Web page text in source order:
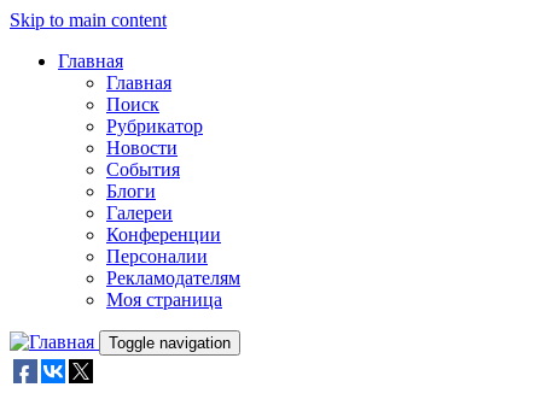
Skip to main content
Главная
Главная
Поиск
Рубрикатор
Новости
События
Блоги
Галереи
Конференции
Персоналии
Рекламодателям
Моя страница
Toggle navigation